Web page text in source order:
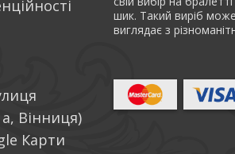
Вінниця)
Карти
шик. Такий виріб
виглядає з